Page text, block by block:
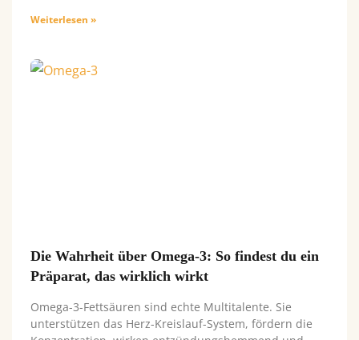
Weiterlesen »
Die Wahrheit über Omega-3: So findest du ein
Präparat, das wirklich wirkt
Omega-3-Fettsäuren sind echte Multitalente. Sie
unterstützen das Herz-Kreislauf-System, fördern die